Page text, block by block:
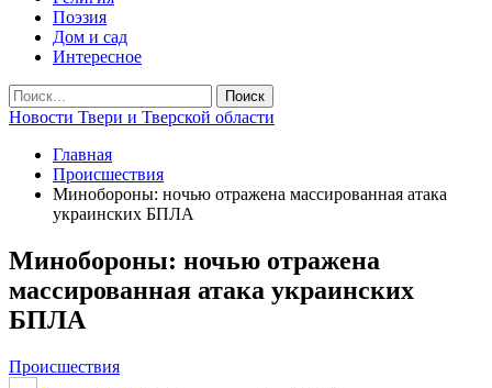
Поэзия
Дом и сад
Интересное
Новости Твери и Тверской области
Главная
Происшествия
Минобороны: ночью отражена массированная атака
украинских БПЛА
Минобороны: ночью отражена
массированная атака украинских
БПЛА
Происшествия